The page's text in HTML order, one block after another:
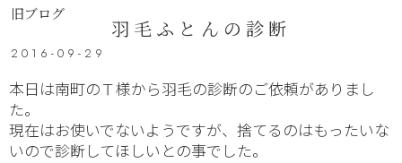
旧ブログ
羽毛ふとんの診断
2016-09-29
本日は南町のＴ様から羽毛の診断のご依頼がありまし
た。
現在はお使いでないようですが、捨てるのはもったいな
いので診断してほしいとの事でした。